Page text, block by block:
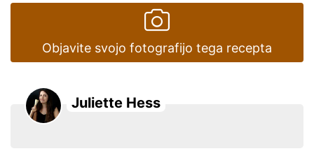
Objavite svojo fotografijo tega recepta
Juliette Hess